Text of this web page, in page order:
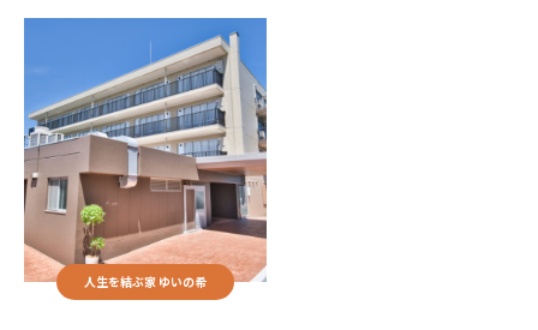
人生を結ぶ家 ゆいの希